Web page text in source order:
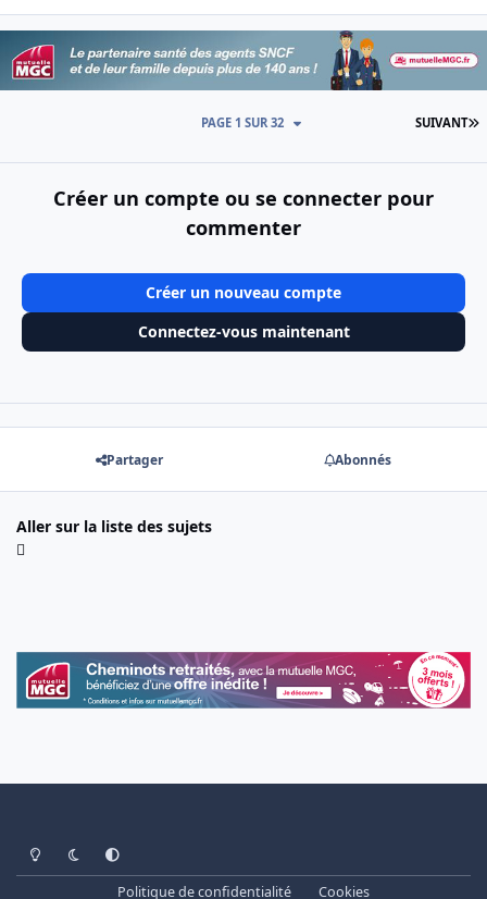
SUIVANT
PAGE 1 SUR 32
Créer un compte ou se connecter pour
commenter
Créer un nouveau compte
Connectez-vous maintenant
Partager Abonnés
Aller sur la liste des sujets
Light ModeDark ModeSystem Preference
Politique de confidentialité Cookies